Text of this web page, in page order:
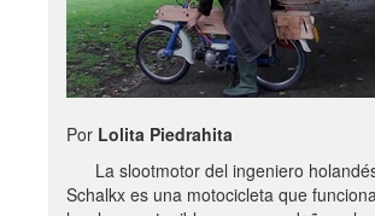
Por Lolita Piedrahita
La slootmotor del ingeniero
Schalkx es una motocicleta que